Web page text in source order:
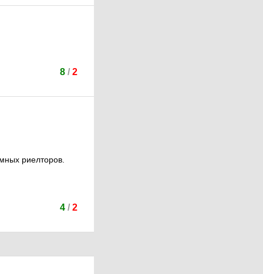
8/ 2
риелторов.
4/ 2